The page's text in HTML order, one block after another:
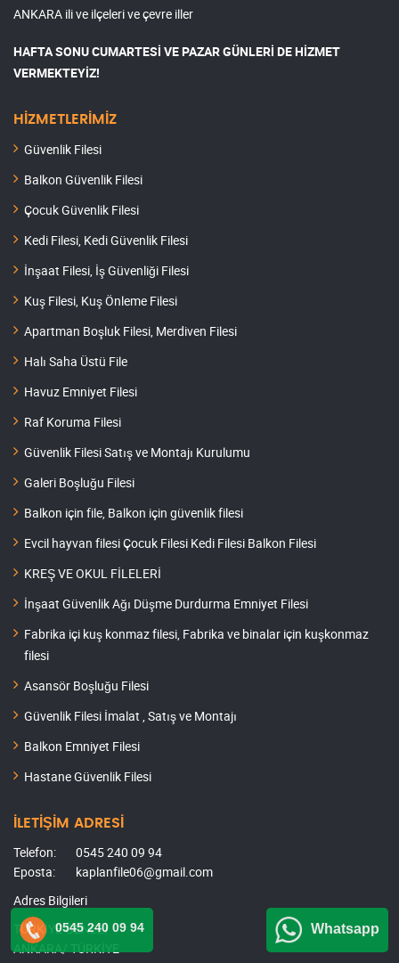
ANKARA ili ve ilçeleri ve çevre iller
HAFTA SONU CUMARTESİ VE PAZAR GÜNLERİ DE HİZMET
VERMEKTEYİZ!
HİZMETLERİMİZ
Güvenlik Filesi
Balkon Güvenlik Filesi
Çocuk Güvenlik Filesi
Kedi Filesi, Kedi Güvenlik Filesi
İnşaat Filesi, İş Güvenliği Filesi
Kuş Filesi, Kuş Önleme Filesi
Apartman Boşluk Filesi, Merdiven Filesi
Halı Saha Üstü File
Havuz Emniyet Filesi
Raf Koruma Filesi
Güvenlik Filesi Satış ve Montajı Kurulumu
Galeri Boşluğu Filesi
Balkon için file, Balkon için güvenlik filesi
Evcil hayvan filesi Çocuk Filesi Kedi Filesi Balkon Filesi
KREŞ VE OKUL FİLELERİ
İnşaat Güvenlik Ağı Düşme Durdurma Emniyet Filesi
Fabrika içi kuş konmaz filesi, Fabrika ve binalar için kuşkonmaz
filesi
Asansör Boşluğu Filesi
Güvenlik Filesi İmalat , Satış ve Montajı
Balkon Emniyet Filesi
Hastane Güvenlik Filesi
İLETİŞİM ADRESİ
Telefon:
0545 240 09 94
Eposta:
kaplanfile06@gmail.com
Adres Bilgileri
TÜRKİYE GENELİ
ANKARA/ TÜRKİYE
0545 240 09 94 Whatsapp